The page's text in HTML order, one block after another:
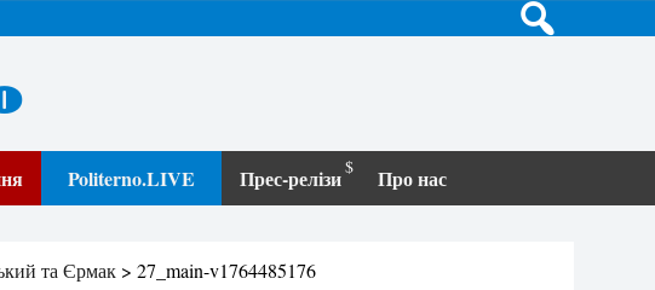
Politerno.LIVE Прес-релізи Про нас
та Єрмак > 27_main-v1764485176